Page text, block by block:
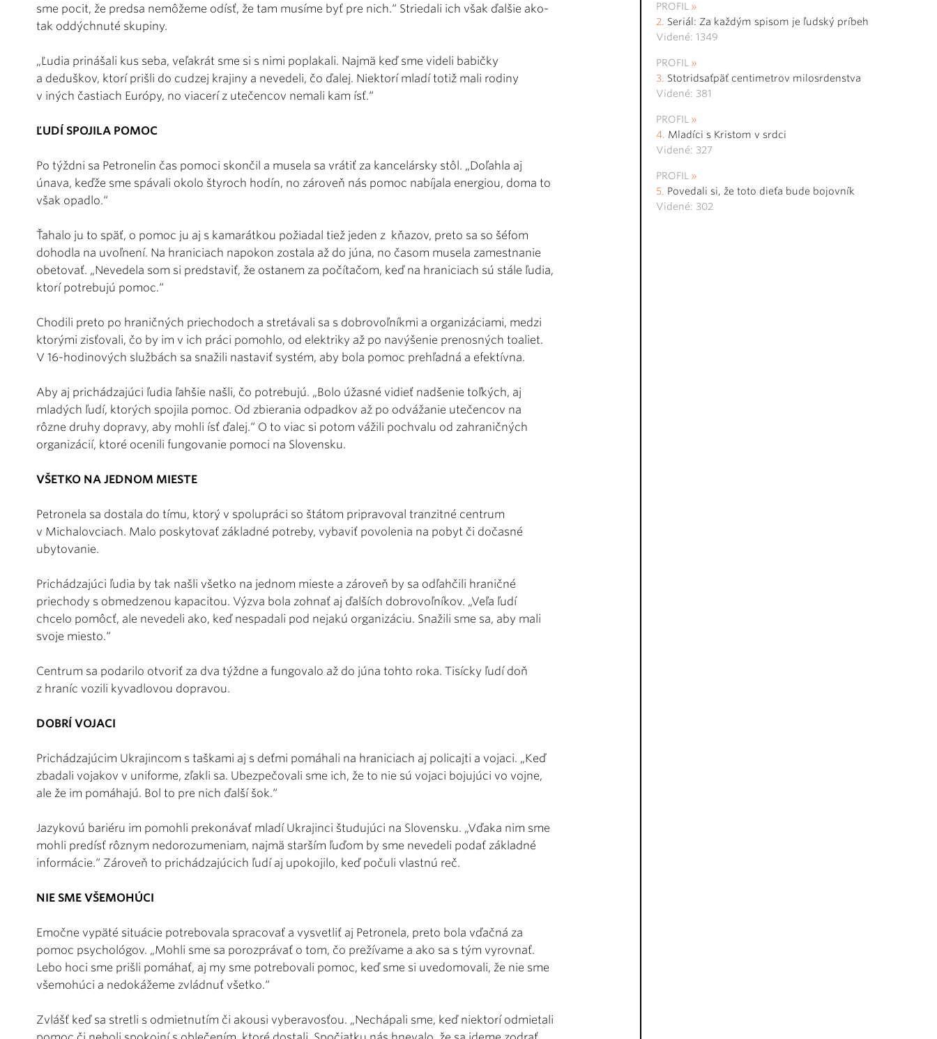
sme pocit, že predsa nemôžeme odísť, že tam musíme byť pre nich.“ Striedali ich však ďalšie ako-
tak oddýchnuté skupiny.
„Ľudia prinášali kus seba, veľakrát sme si s nimi poplakali. Najmä keď sme videli babičky
a deduškov, ktorí prišli do cudzej krajiny a nevedeli, čo ďalej. Niektorí mladí totiž mali rodiny
v iných častiach Európy, no viacerí z utečencov nemali kam ísť.“
ĽUDÍ SPOJILA POMOC
Po týždni sa Petronelin čas pomoci skončil a musela sa vrátiť za kancelársky stôl. „Doľahla aj
únava, keďže sme spávali okolo štyroch hodín, no zároveň nás pomoc nabíjala energiou, doma to
však opadlo.“
Ťahalo ju to späť, o pomoc ju aj s kamarátkou požiadal tiež jeden z kňazov, preto sa so šéfom
dohodla na uvoľnení. Na hraniciach napokon zostala až do júna, no časom musela zamestnanie
obetovať. „Nevedela som si predstaviť, že ostanem za počítačom, keď na hraniciach sú stále ľudia,
ktorí potrebujú pomoc.“
Chodili preto po hraničných priechodoch a stretávali sa s dobrovoľníkmi a organizáciami, medzi
ktorými zisťovali, čo by im v ich práci pomohlo, od elektriky až po navýšenie prenosných toaliet.
V 16-hodinových službách sa snažili nastaviť systém, aby bola pomoc prehľadná a efektívna.
Aby aj prichádzajúci ľudia ľahšie našli, čo potrebujú. „Bolo úžasné vidieť nadšenie toľkých, aj
mladých ľudí, ktorých spojila pomoc. Od zbierania odpadkov až po odvážanie utečencov na
rôzne druhy dopravy, aby mohli ísť ďalej.“ O to viac si potom vážili pochvalu od zahraničných
organizácií, ktoré ocenili fungovanie pomoci na Slovensku.
VŠETKO NA JEDNOM MIESTE
Petronela sa dostala do tímu, ktorý v spolupráci so štátom pripravoval tranzitné centrum
v Michalovciach. Malo poskytovať základné potreby, vybaviť povolenia na pobyt či dočasné
ubytovanie.
Prichádzajúci ľudia by tak našli všetko na jednom mieste a zároveň by sa odľahčili hraničné
priechody s obmedzenou kapacitou. Výzva bola zohnať aj ďalších dobrovoľníkov. „Veľa ľudí
chcelo pomôcť, ale nevedeli ako, keď nespadali pod nejakú organizáciu. Snažili sme sa, aby mali
svoje miesto.“
Centrum sa podarilo otvoriť za dva týždne a fungovalo až do júna tohto roka. Tisícky ľudí doň
z hraníc vozili kyvadlovou dopravou.
DOBRÍ VOJACI
Prichádzajúcim Ukrajincom s taškami aj s deťmi pomáhali na hraniciach aj policajti a vojaci. „Keď
zbadali vojakov v uniforme, zľakli sa. Ubezpečovali sme ich, že to nie sú vojaci bojujúci vo vojne,
ale že im pomáhajú. Bol to pre nich ďalší šok.“
Jazykovú bariéru im pomohli prekonávať mladí Ukrajinci študujúci na Slovensku. „Vďaka nim sme
mohli predísť rôznym nedorozumeniam, najmä starším ľuďom by sme nevedeli podať základné
informácie.“ Zároveň to prichádzajúcich ľudí aj upokojilo, keď počuli vlastnú reč.
NIE SME VŠEMOHÚCI
Emočne vypäté situácie potrebovala spracovať a vysvetliť aj Petronela, preto bola vďačná za
pomoc psychológov. „Mohli sme sa porozprávať o tom, čo prežívame a ako sa s tým vyrovnať.
Lebo hoci sme prišli pomáhať, aj my sme potrebovali pomoc, keď sme si uvedomovali, že nie sme
všemohúci a nedokážeme zvládnuť všetko.“
Zvlášť keď sa stretli s odmietnutím či akousi vyberavosťou. „Nechápali sme, keď niektorí odmietali
PROFIL
Seriál: Za každým spisom je ľudský príbeh
Videné: 1349
PROFIL
Stotridsaťpäť centimetrov milosrdenstva
Videné: 381
PROFIL
Mladíci s Kristom v srdci
Videné: 327
PROFIL
Povedali si, že toto dieťa bude bojovník
Videné: 302